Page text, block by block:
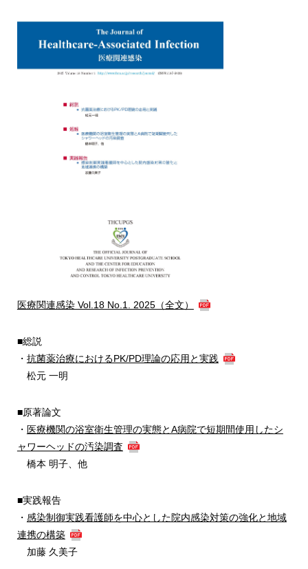
医療関連感染 Vol.18 No.1. 2025（全文）
■総説
・ 抗菌薬治療におけるPK/PD理論の応用と実践
松元 一明
■原著論文
・ 医療機関の浴室衛生管理の実態とA病院で短期間使用したシ
ャワーヘッドの汚染調査
橋本 明子、他
■実践報告
・ 感染制御実践看護師を中心とした院内感染対策の強化と地域
連携の構築
加藤 久美子